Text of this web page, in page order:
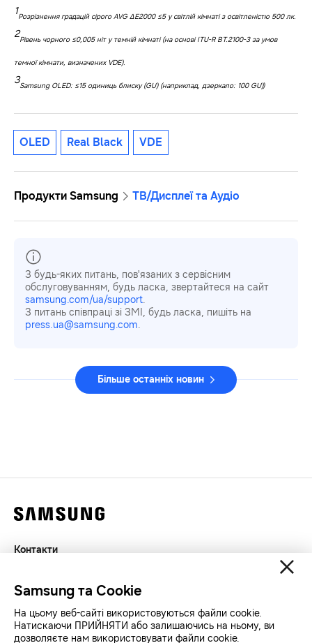
1Розрізнення градацій сірого AVG ΔE2000 ≤5 у світлій кімнаті з освітленістю 500 лк.
2Рівень чорного ≤0,005 ніт у темній кімнаті (на основі ITU-R BT.2100-3 за умов
темної кімнати, визначених VDE).
3Samsung OLED: ≤15 одиниць блиску (GU) (наприклад, дзеркало: 100 GU))
OLED Real Black VDE
Продукти Samsung ТВ/Дисплеї та Аудіо
З будь-яких питань, пов'язаних з сервісним
обслуговуванням, будь ласка, звертайтеся на сайт
samsung.com/ua/support.
З питань співпраці зі ЗМІ, будь ласка, пишіть на
press.ua@samsung.com.
Більше останніх новин
Контакти
Конфіденційність
SAMSUNG.COM
Samsung та Cookie
На цьому веб-сайті використовуються файли cookie.
Натискаючи ПРИЙНЯТИ або залишаючись на ньому, ви
дозволяєте нам використовувати файли cookie.